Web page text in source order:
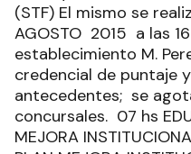
(STF) El mismo se
AGOSTO 2015 a las
establecimiento M.
credencial de puntaje
antecedentes; se
concursales. 07 hs
MEJORA